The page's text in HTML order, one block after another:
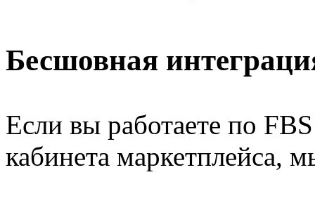
Бесшовная
Если вы работаете по
кабинета маркетплейса,